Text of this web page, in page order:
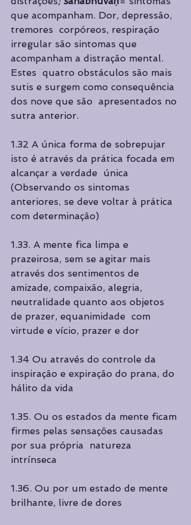
que acompanham. Dor, depressão,
tremores  corpóreos, respiração
irregular são sintomas que
acompanham a distração mental.
Estes  quatro obstáculos são mais
sutis e surgem como consequência
dos nove que são  apresentados no
sutra anterior.
1.32 A única forma de sobrepujar
isto é através da prática focada em
alcançar a verdade  única
(Observando os sintomas
anteriores, se deve voltar à prática
com determinação)
1.33. A mente fica limpa e
prazeirosa, sem se agitar mais
através dos sentimentos de
amizade, compaixão, alegria,
neutralidade quanto aos objetos
de prazer, equanimidade  com
virtude e vício, prazer e dor
1.34 Ou através do controle da
inspiração e expiração do prana, do
hálito da vida
1.35. Ou os estados da mente ficam
firmes pelas sensações causadas
por sua própria  natureza
intrínseca
1.36. Ou por um estado de mente
brilhante, livre de dores